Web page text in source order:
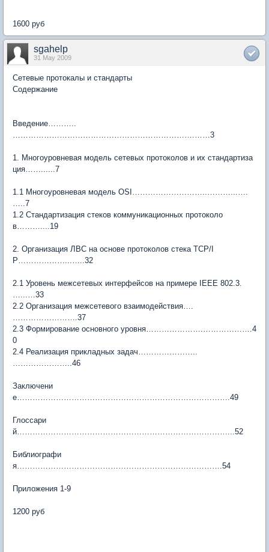
1600 руб
sgahelp
31 May 2009
Сетевые протокалы и стандарты
Содержание
Введение………..
…………………………………………………………….……3
1. Многоуровневая модель сетевых протоколов и их стандартиза
ция……......7
1.1 Многоуровневая модель OSI………………………..………...….
…..7
1.2 Стандартизация стеков коммуникационных протоколо
в………....19
2. Организация ЛВС на основе протоколов стека TCP/I
P………………...…..32
2.1 Уровень межсетевых интерфейсов на примере IEEE 802.3.
…...…33
2.2 Организация межсетевого взаимодействия….
…………………….37
2.3 Формирование основного уровня………………….……………….4
0
2.4 Реализация прикладных задач…………………..
…………………..46
Заключени
е……………………………………………………………………….49
Глоссари
й………………………………………………………………………...52
Библиографи
я…………………………………………………………………….54
Приложения 1-9
1200 руб